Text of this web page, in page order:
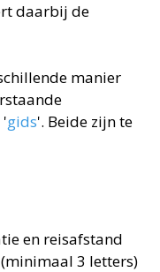
daarbij de
manier
'gids'. Beide zijn te
en reisafstand
3 letters)